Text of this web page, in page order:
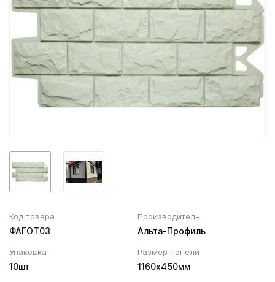
Вентиляционный выход
Колпаки, Проходы, Вент.ленты
Муфта трубы
Соединитель желоба
Трубы водосточные
Угол желоба
ХВОЙНАЯ фанера НЕ ШЛИФОВАННАЯ
Код товара
ФАГОТ03
Производитель
Альта-Профиль
Упаковка
10шт
Размер панели
1160х450мм